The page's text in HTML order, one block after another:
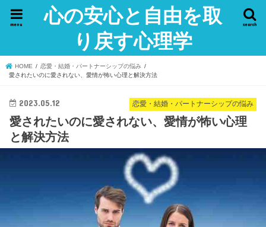
心の安心と自由を取
り戻す心理学
search
menu
HOME
恋愛・結婚・パートナーシップの悩み
愛されたいのに愛されない、愛情が怖い心理と解決方法
恋愛・結婚・パートナーシップの悩み
2023.05.12
愛されたいのに愛されない、愛情が怖い心理
と解決方法